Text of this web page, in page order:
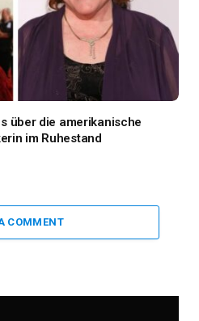
über die amerikanische
im Ruhestand
COMMENT